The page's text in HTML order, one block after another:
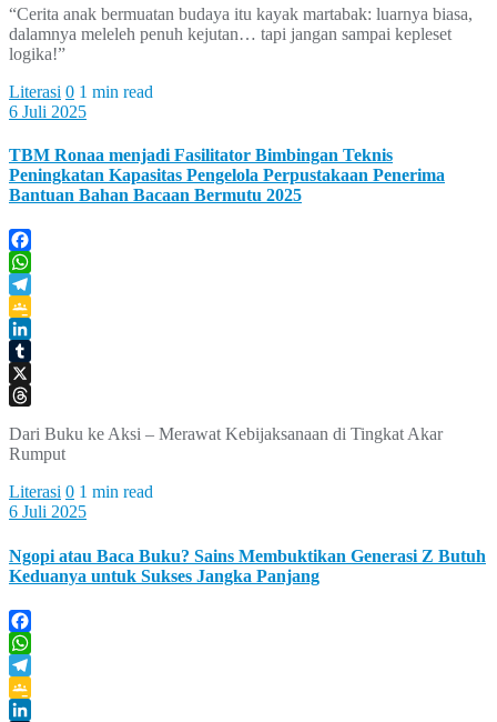
“Cerita anak bermuatan budaya itu kayak martabak: luarnya biasa,
dalamnya meleleh penuh kejutan… tapi jangan sampai kepleset
logika!”
Literasi 0 1 min read
6 Juli 2025
TBM Ronaa menjadi Fasilitator Bimbingan Teknis
Peningkatan Kapasitas Pengelola Perpustakaan Penerima
Bantuan Bahan Bacaan Bermutu 2025
Facebook
WhatsApp
Telegram
Google
Classroom
LinkedIn
Tumblr
X
Dari Buku ke Aksi – Merawat Kebijaksanaan di Tingkat Akar
Rumput
Literasi 0 1 min read
6 Juli 2025
Ngopi atau Baca Buku? Sains Membuktikan Generasi Z Butuh
Keduanya untuk Sukses Jangka Panjang
Facebook
WhatsApp
Telegram
Google